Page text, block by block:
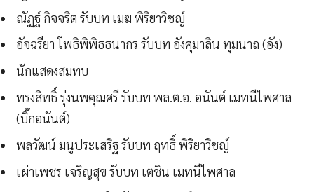
ณัฏฐ์ กิจจริต รับบท เมฆ พิริยาวิชญ์
อัจฉรียา โพธิพิพิธธนากร รับบท อังศุมาลิน ทุมนาถ (อัง)
นักแสดงสมทบ
ทรงสิทธิ์ รุ่งนพคุณศรี รับบท พล.ต.อ. อนันต์ เมทนีไพศาล
(บิ๊กอนันต์)
พลวัฒน์ มนูประเสริฐ รับบท ฤทธิ์ พิริยาวิชญ์
เผ่าเพชร เจริญสุข รับบท เตชิน เมทนีไพศาล